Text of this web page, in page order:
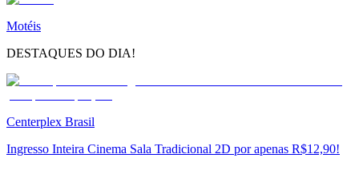
Motéis
DESTAQUES DO DIA!
Centerplex Brasil
Ingresso Inteira Cinema Sala Tradicional 2D por apenas R$12,90!